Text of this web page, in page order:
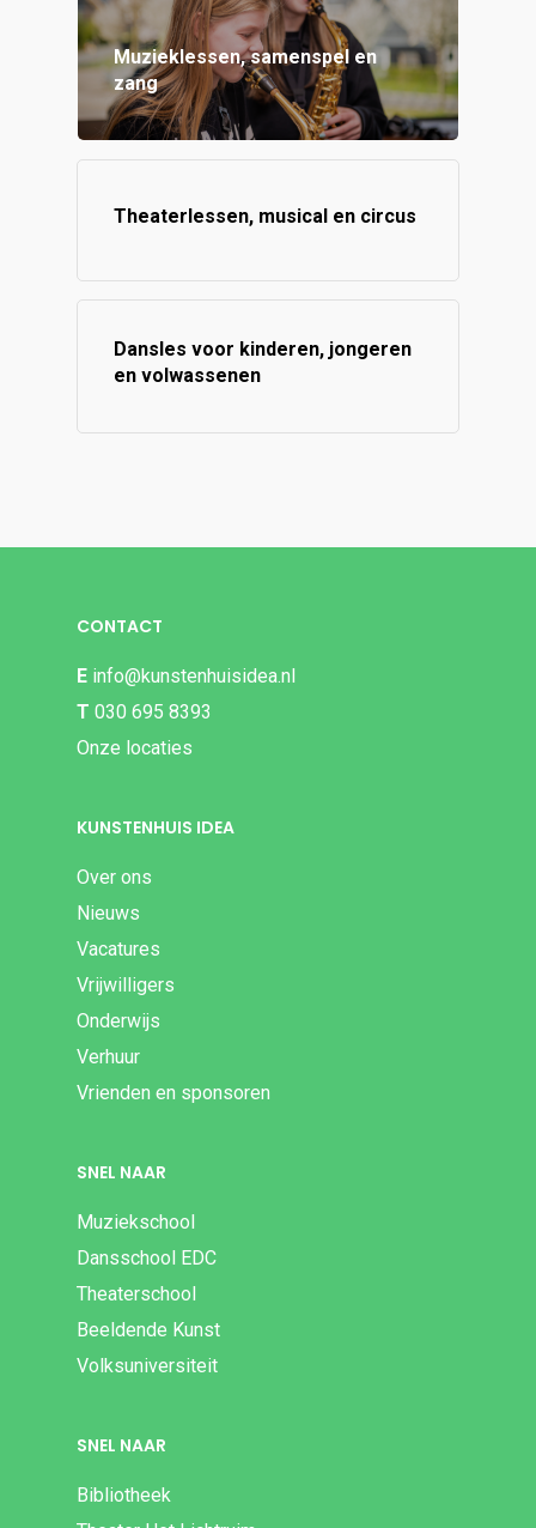
Muzieklessen, samenspel en
zang
Theaterlessen, musical en circus
Dansles voor kinderen, jongeren
en volwassenen
CONTACT
E info@kunstenhuisidea.nl
T 030 695 8393
Onze locaties
KUNSTENHUIS IDEA
Over ons
Nieuws
Vacatures
Vrijwilligers
Onderwijs
Verhuur
Vrienden en sponsoren
SNEL NAAR
Muziekschool
Dansschool EDC
Theaterschool
Beeldende Kunst
Volksuniversiteit
SNEL NAAR
Bibliotheek